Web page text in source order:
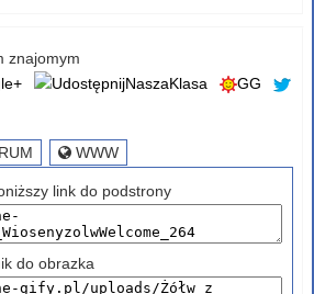
znajomym
NaszaKlasa
GG
WWW
link do podstrony
do obrazka